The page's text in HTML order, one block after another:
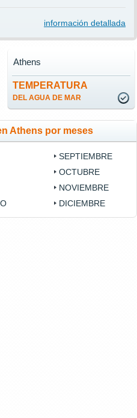
información detallada
TEMPERATURA
DEL AGUA DE MAR
Athens
Athens por meses
SEPTIEMBRE
OCTUBRE
NOVIEMBRE
DICIEMBRE